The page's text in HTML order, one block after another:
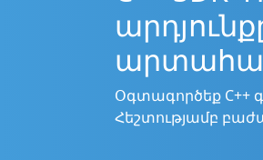
Օգտագործեք C++
Հեշտությամբ